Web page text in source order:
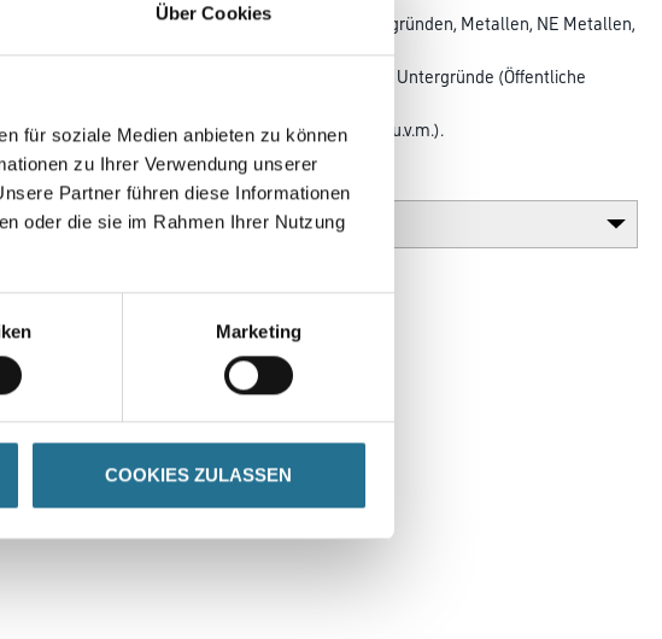
Über Cookies
für soziale Medien anbieten zu können
zu Ihrer Verwendung unserer
Partner führen diese Informationen
oder die sie im Rahmen Ihrer Nutzung
Marketing
COOKIES ZULASSEN
von Holz Holzwerkstoffen, mineralischen Untergründen, Metallen, NE Metallen,
chemisch und mechanisch stark beanspruchte Untergründe (Öffentliche
Kühlhäuser, Gastronomieeinrichtungen u.v.m.).
Glanzgrad
für Ihren